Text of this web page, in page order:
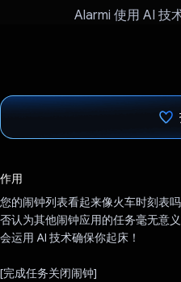
Alarmi 使用 AI 技
作用
您的闹钟列表看起来像火车时刻表
否认为其他闹钟应用的任务毫无意
会运用 AI 技术确保你起床！
[完成任务关闭闹钟]